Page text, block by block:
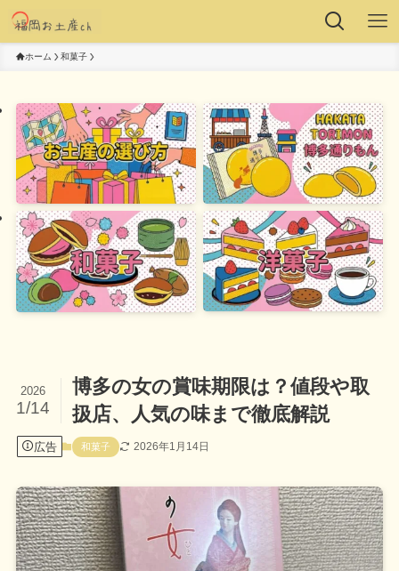
ホーム 和菓子
博多の女の賞味期限は？値段や取
扱店、人気の味まで徹底解説
2026
1/14
広告 和菓子 2026年1月14日